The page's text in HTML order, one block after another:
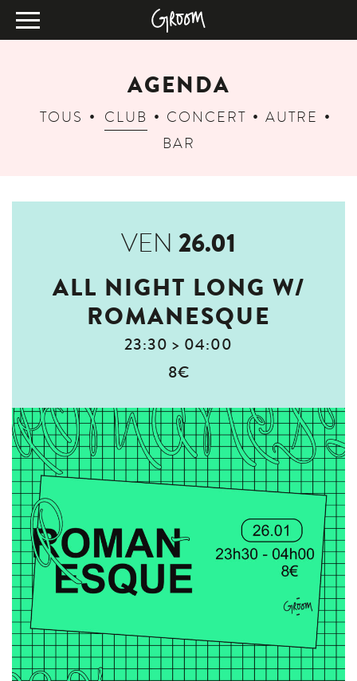
AGENDA
TOUS CLUB CONCERT
AUTRE
BAR
VEN 26.01
ALL NIGHT LONG W/
ROMANESQUE
23:30 > 04:00
8€